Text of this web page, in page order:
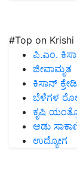
#Top on Krishi
ಪಿ.ಎಂ.
ಜೀವಾಮೃತ
ಕಿಸಾನ್
ಬೆಳೆಗಳ
ಕೃಷಿ
ಆಡು
ಉದ್ಯೋಗ